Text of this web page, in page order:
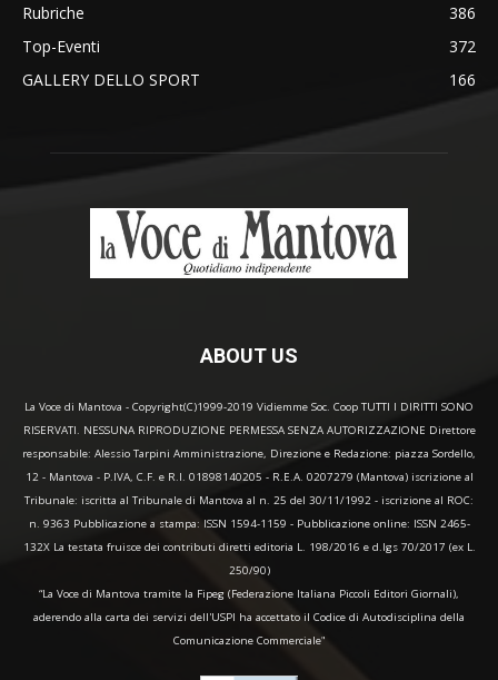
Rubriche
386
Top-Eventi
372
GALLERY DELLO SPORT
166
ABOUT US
La Voce di Mantova - Copyright(C)1999-2019 Vidiemme Soc. Coop TUTTI I DIRITTI SONO
RISERVATI. NESSUNA RIPRODUZIONE PERMESSA SENZA AUTORIZZAZIONE Direttore
responsabile: Alessio Tarpini Amministrazione, Direzione e Redazione: piazza Sordello,
12 - Mantova - P.IVA, C.F. e R.I. 01898140205 - R.E.A. 0207279 (Mantova) iscrizione al
Tribunale: iscritta al Tribunale di Mantova al n. 25 del 30/11/1992 - iscrizione al ROC:
n. 9363 Pubblicazione a stampa: ISSN 1594-1159 - Pubblicazione online: ISSN 2465-
132X La testata fruisce dei contributi diretti editoria L. 198/2016 e d.lgs 70/2017 (ex L.
250/90)
“La Voce di Mantova tramite la Fipeg (Federazione Italiana Piccoli Editori Giornali),
aderendo alla carta dei servizi dell'USPI ha accettato il Codice di Autodisciplina della
Comunicazione Commerciale"